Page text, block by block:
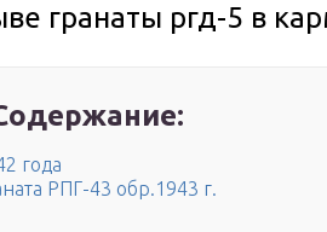
гранаты ргд-5 в
года
РПГ-43 обр.1943 г.